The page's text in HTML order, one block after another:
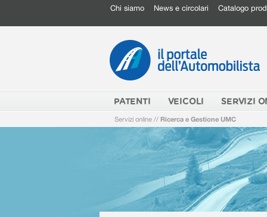
Chi siamo News e circolari Catalogo
PATENTI VEICOLI SERVIZI
Servizi online // Ricerca e Gestione UMC